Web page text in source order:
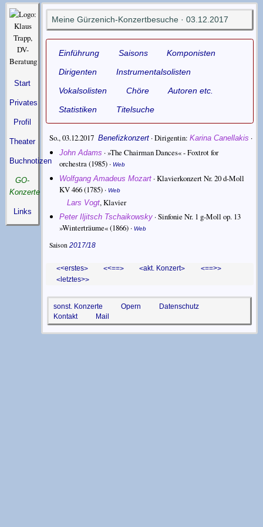
Start
Privates
Profil
Theater
Buchnotizen
GO-
Konzerte
Links
Meine Gürzenich-Konzertbesuche · 03.12.2017
Einführung Saisons
Komponisten
Dirigenten
Instrumentalsolisten
Vokalsolisten
Chöre
Autoren etc.
Statistiken
Titelsuche
So., 03.12.2017Benefizkonzert ·Dirigentin Karina Canellakis ·
John Adams ·»The Chairman Dances« - Foxtrot for
orchestra(1985) ·Web
Wolfgang Amadeus Mozart ·Klavierkonzert Nr. 20 d-Moll
KV 466(1785) ·Web
Lars Vogt,Klavier
Peter Iljitsch Tschaikowsky ·Sinfonie Nr. 1 g-Moll op. 13
»Winterträume«(1866) ·Web
Saison 2017/18
<erstes <== akt. Konzert
==>
letztes>
sonst. Konzerte Opern
Datenschutz
Kontakt
Mail